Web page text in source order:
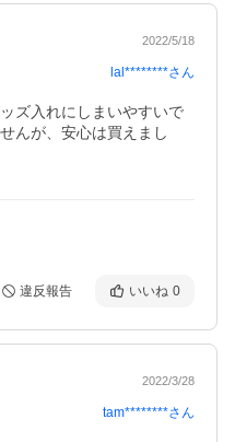
2022/5/18
lal********さん
ズ入れにしまいやすいで
んが、安心は買えまし
違反報告 いいね 0
2022/3/28
tam********さん